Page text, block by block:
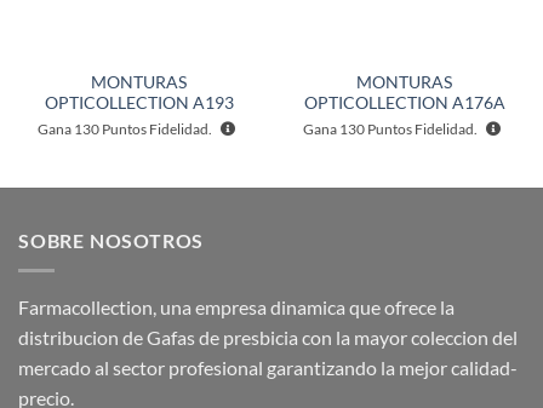
MONTURAS
OPTICOLLECTION A193
Gana 130Puntos Fidelidad.
MONTURAS
OPTICOLLECTION A176A
Gana 130Puntos Fidelidad.
SOBRE NOSOTROS
Farmacollection, una empresa dinamica que ofrece la
distribucion de Gafas de presbicia con la mayor coleccion del
mercado al sector profesional garantizando la mejor calidad-
precio.